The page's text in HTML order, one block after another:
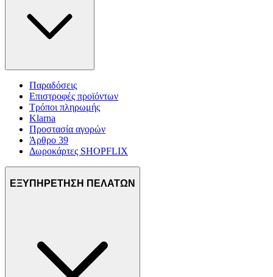
Παραδόσεις
Επιστροφές προϊόντων
Τρόποι πληρωμής
Klarna
Προστασία αγορών
Άρθρο 39
Δωροκάρτες SHOPFLIX
ΕΞΥΠΗΡΕΤΗΣΗ ΠΕΛΑΤΩΝ